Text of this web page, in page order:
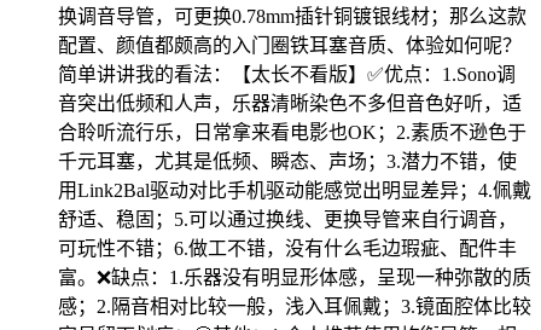
换调音导管，可更换0.78mm插针铜镀银线材；那么这款
配置、颜值都颇高的入门圈铁耳塞音质、体验如何呢？
简单讲讲我的看法：【太长不看版】✅优点：1.Sono调
音突出低频和人声，乐器清晰染色不多但音色好听，适
合聆听流行乐，日常拿来看电影也OK；2.素质不逊色于
千元耳塞，尤其是低频、瞬态、声场；3.潜力不错，使
用Link2Bal驱动对比手机驱动能感觉出明显差异；4.佩戴
舒适、稳固；5.可以通过换线、更换导管来自行调音，
可玩性不错；6.做工不错，没有什么毛边瑕疵、配件丰
富。❌缺点：1.乐器没有明显形体感，呈现一种弥散的质
感；2.隔音相对比较一般，浅入耳佩戴；3.镜面腔体比较